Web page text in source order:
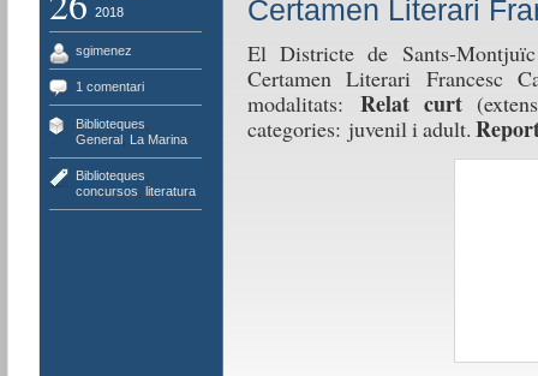
2018
sgimenez
1 comentari
Biblioteques
General, La Marina
Biblioteques
concursos literatura
Certamen Literari
El Districte de Sants-
Certamen Literari Francesc
modalitats: Relat curt
categories: juvenil i adult.